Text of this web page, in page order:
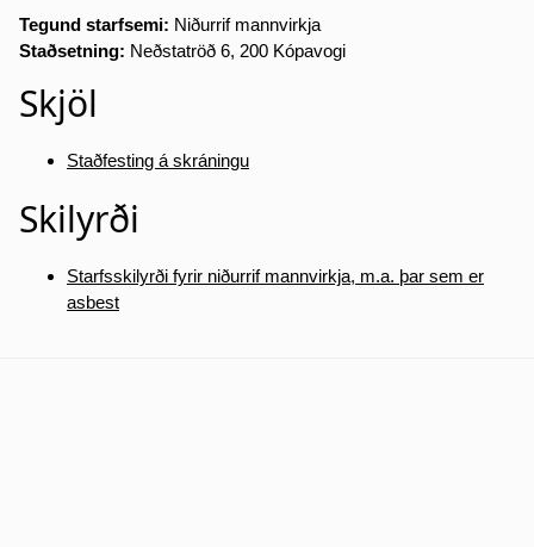
Tegund starfsemi: Niðurrif mannvirkja
Staðsetning: Neðstatröð 6, 200 Kópavogi
Skjöl
Staðfesting á skráningu
Skilyrði
Starfsskilyrði fyrir niðurrif mannvirkja, m.a. þar sem er
asbest